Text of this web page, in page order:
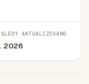
AKTUALIZOVÁNO
2026